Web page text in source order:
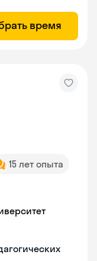
время
15 лет опыта